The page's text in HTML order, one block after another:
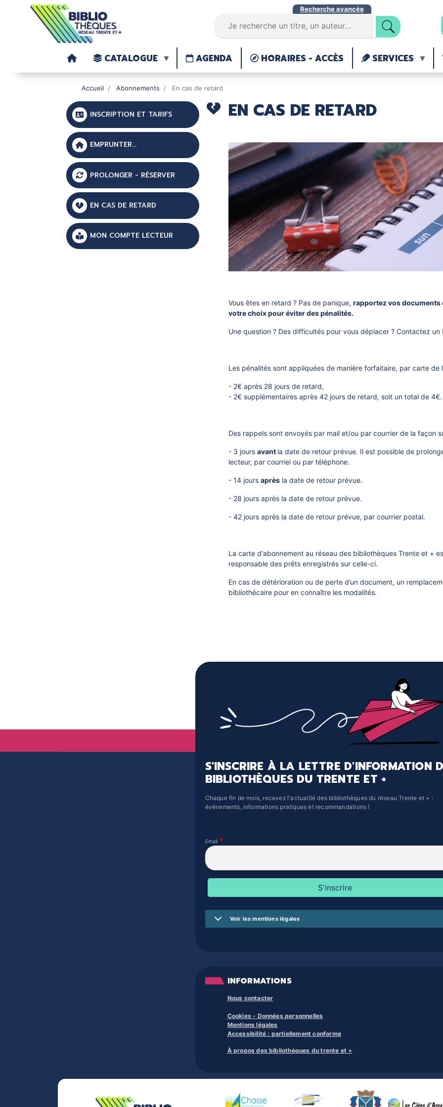
Aller
contenu
principal
Recherche avancée
CATALOGUE AGENDA HORAIRES - ACCÈS SERVICES
Accueil Abonnements En cas de retard
EN CAS DE RETARD
Vous êtes en retard ? Pas de panique,rapportez vos documents
votre choix pour éviter des pénalités.
Une question ? Des difficultés pour vous déplacer ? Contactez
Les pénalités sont appliquées de manière forfaitaire, par carte de
- 2€ après 28 jours de retard,
- 2€ supplémentaires après 42 jours de retard, soit un total de 4€.
Des rappels sont envoyés par mail et/ou par courrier de la façon
- 3 joursavant la date de retour prévue. Il est possible de
lecteur, par courriel ou par téléphone.
- 14 joursaprès la date de retour prévue.
- 28 jours après la date de retour prévue.
- 42 jours après la date de retour prévue, par courrier postal.
La carte d'abonnement au réseau des bibliothèques Trente et +
responsable des prêts enregistrés sur celle-ci.
En cas de détérioration ou de perte d’un document, un
bibliothécaire pour en connaître les modalités.
INSCRIPTION ET TARIFS
EMPRUNTER...
PROLONGER - RÉSERVER
EN CAS DE RETARD
MON COMPTE LECTEUR
S'INSCRIRE À LA LETTRE D'INFORMATION
BIBLIOTHÈQUES DU TRENTE ET +
Chaque fin de mois, recevez l'actualité des bibliothèques du réseau Trente et + :
évènements, informations pratiques et recommandations !
Email
Voir les mentions légales
INFORMATIONS
Nous contacter
Cookies - Données personnelles
Mentions légales
Accessibilité : partiellement conforme
À propos des bibliothèques du trente et +